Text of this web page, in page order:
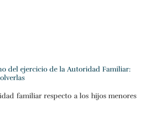
del ejercicio de la Autoridad Familiar:
familiar respecto a los hijos menores